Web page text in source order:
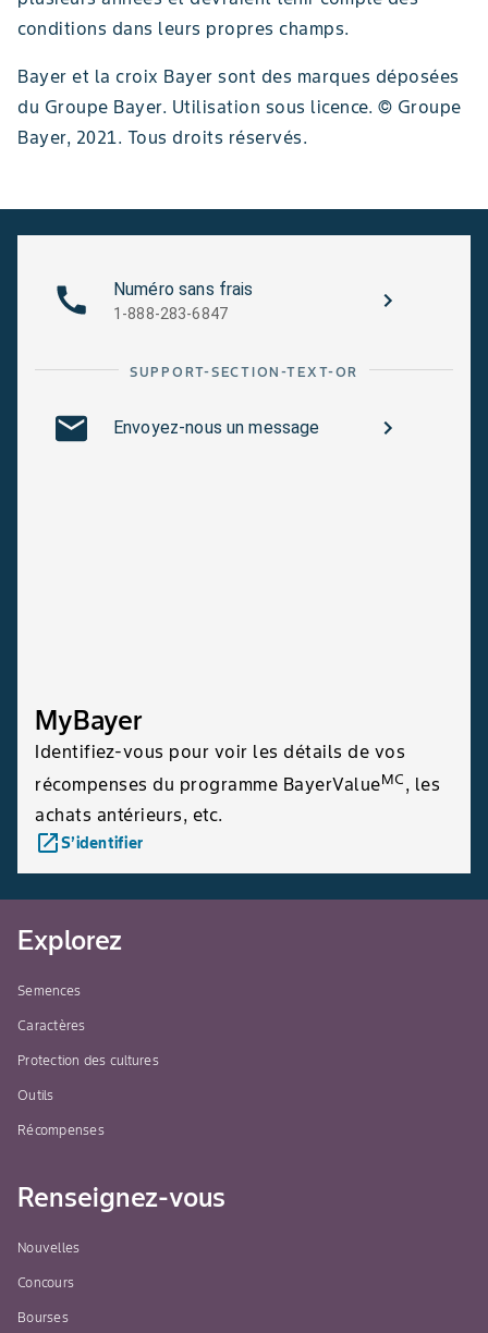
conditions dans leurs propres champs.
Bayer et la croix Bayer sont des marques déposées
du Groupe Bayer. Utilisation sous licence. © Groupe
Bayer, 2021. Tous droits réservés.
Numéro sans frais
1-888-283-6847
SUPPORT-SECTION-TEXT-OR
Envoyez-nous un message
MyBayer
Identifiez-vous pour voir les détails de vos
récompenses du programme BayerValueMC, les
achats antérieurs, etc.
launchS’identifier
Explorez
Semences
Caractères
Protection des cultures
Outils
Récompenses
Renseignez-vous
Nouvelles
Concours
Bourses